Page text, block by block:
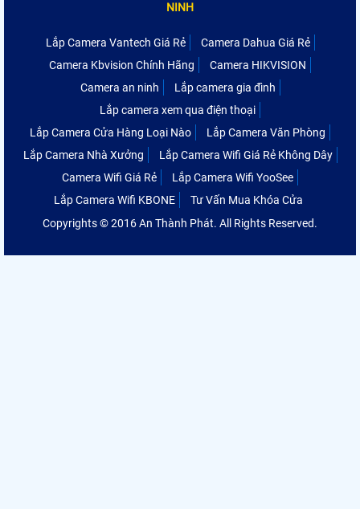
NINH
Lắp Camera Vantech Giá Rẻ
Camera Dahua Giá Rẻ
Camera Kbvision Chính Hãng
Camera HIKVISION
Camera an ninh
Lắp camera gia đình
Lắp camera xem qua điện thoại
Lắp Camera Cửa Hàng Loại Nào
Lắp Camera Văn Phòng
Lắp Camera Nhà Xưởng
Lắp Camera Wifi Giá Rẻ Không Dây
Camera Wifi Giá Rẻ
Lắp Camera Wifi YooSee
Lắp Camera Wifi KBONE
Tư Vấn Mua Khóa Cửa
Copyrights © 2016 An Thành Phát. All Rights Reserved.